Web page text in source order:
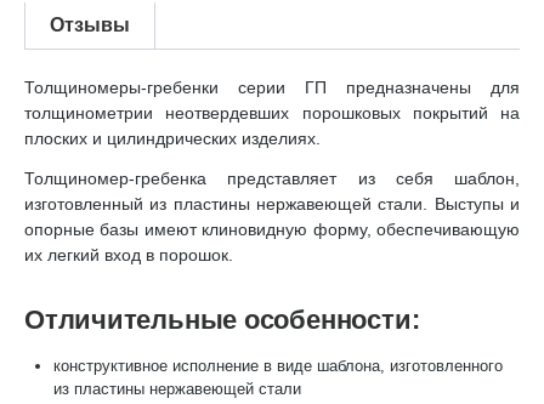
Отзывы
Толщиномеры-гребенки серии ГП предназначены для
толщинометрии неотвердевших порошковых покрытий на
плоских и цилиндрических изделиях.
Толщиномер-гребенка представляет из себя шаблон,
изготовленный из пластины нержавеющей стали. Выступы и
опорные базы имеют клиновидную форму, обеспечивающую
их легкий вход в порошок.
Отличительные особенности:
конструктивное исполнение в виде шаблона, изготовленного
из пластины нержавеющей стали